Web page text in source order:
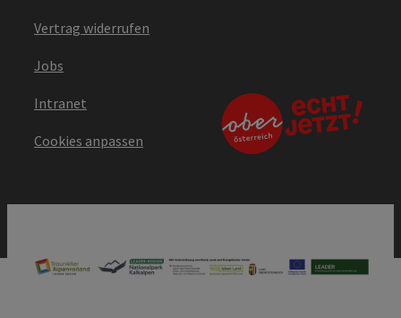
Vertrag widerrufen
Jobs
Intranet
Cookies anpassen